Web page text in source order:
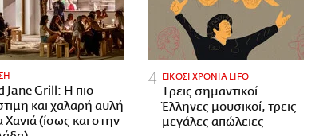
Jane Grill: Η πιο
και χαλαρή αυλή
Χανιά (ίσως και στην
ΕΙΚΟΣΙ ΧΡΟΝΙΑ LIFO
Tρεις σημαντικοί
Έλληνες μουσικοί, τρεις
μεγάλες απώλειες